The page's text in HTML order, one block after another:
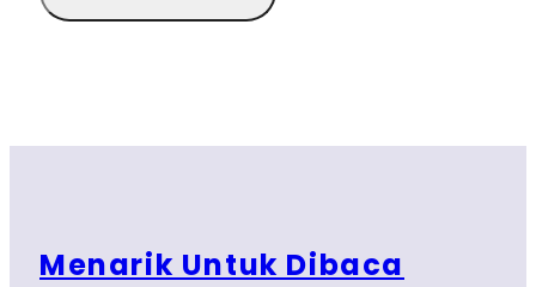
Menarik Untuk Dibaca